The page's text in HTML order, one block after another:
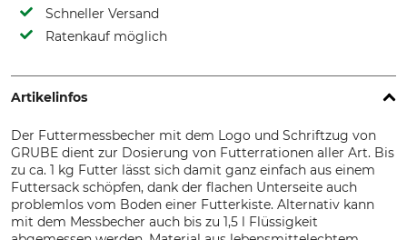
Schneller Versand
Ratenkauf möglich
Artikelinfos
Der Futtermessbecher mit dem Logo und Schriftzug von
GRUBE dient zur Dosierung von Futterrationen aller Art. Bis
zu ca. 1 kg Futter lässt sich damit ganz einfach aus einem
Futtersack schöpfen, dank der flachen Unterseite auch
problemlos vom Boden einer Futterkiste. Alternativ kann
mit dem Messbecher auch bis zu 1,5 l Flüssigkeit